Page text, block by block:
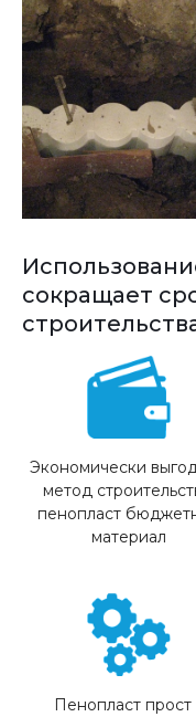
сокращает
Экономически
метод
пенопласт
материал
Пенопласт прост